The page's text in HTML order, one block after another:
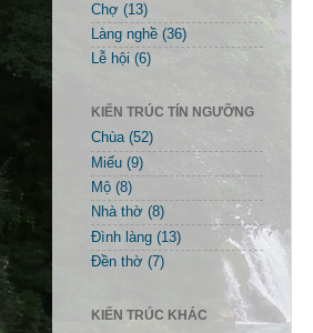
Chợ (13)
Làng nghề (36)
Lễ hội (6)
KIẾN TRÚC TÍN NGƯỠNG
Chùa (52)
Miếu (9)
Mộ (8)
Nhà thờ (8)
Đình làng (13)
Đền thờ (7)
KIẾN TRÚC KHÁC